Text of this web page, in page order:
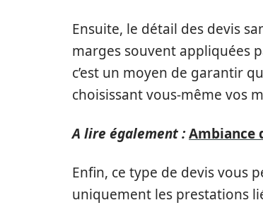
Ensuite, le détail des devis
marges souvent appliquées
c’est un moyen de garantir
choisissant vous-même vos
A lire également :Ambiance
Enfin, ce type de devis vous
uniquement les prestations